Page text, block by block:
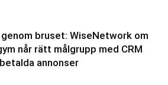
bruset: WiseNetwork om
når rätt målgrupp med CRM
annonser